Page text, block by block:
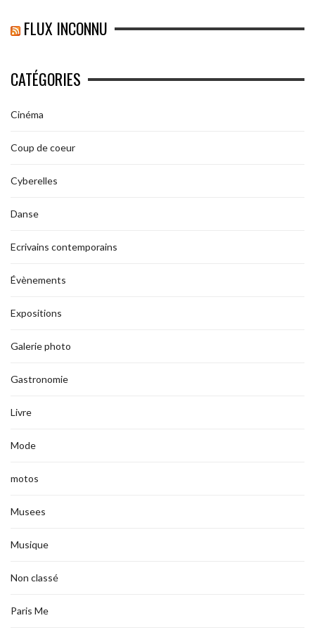
FLUX INCONNU
CATÉGORIES
Cinéma
Coup de coeur
Cyberelles
Danse
Ecrivains contemporains
Évènements
Expositions
Galerie photo
Gastronomie
Livre
Mode
motos
Musees
Musique
Non classé
Paris Me